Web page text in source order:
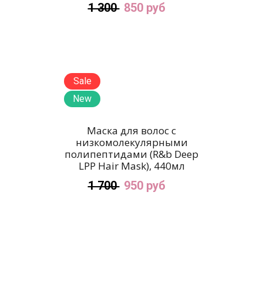
1 300 850 руб
Sale
New
Маска для волос c
низкомолекулярными
полипептидами (R&b Deep
LPP Hair Mask), 440мл
1 700 950 руб